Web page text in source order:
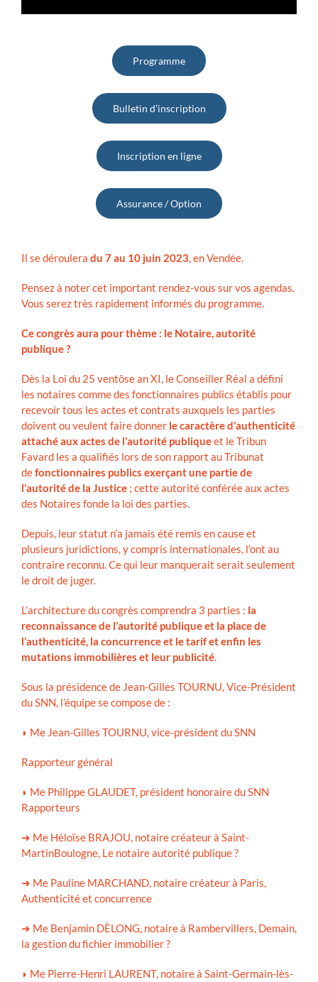
Programme
Bulletin d’inscription
Inscription en ligne
Assurance / Option
Il se déroulera du 7 au 10 juin 2023, en Vendée.
Pensez à noter cet important rendez-vous sur vos agendas.
Vous serez très rapidement informés du programme.
Ce congrès aura pour thème : le Notaire, autorité
publique ?
Dès la Loi du 25 ventôse an XI, le Conseiller Réal a défini
les notaires comme des fonctionnaires publics établis pour
recevoir tous les actes et contrats auxquels les parties
doivent ou veulent faire donner le caractère d’authenticité
attaché aux actes de l’autorité publiqueet le Tribun
Favard les a qualifiés lors de son rapport au Tribunat
defonctionnaires publics exerçant une partie de
l’autorité de la Justice ; cette autorité conférée aux actes
des Notaires fonde la loi des parties.
Depuis, leur statut n’a jamais été remis en cause et
plusieurs juridictions, y compris internationales, l’ont au
contraire reconnu. Ce qui leur manquerait serait seulement
le droit de juger.
L’architecture du congrès comprendra 3 parties : la
reconnaissance de l’autorité publique et la place de
l’authenticité, la concurrence et le tarif et enfin les
mutations immobilières et leur publicité.
Sous la présidence de Jean-Gilles TOURNU, Vice-Président
du SNN, l’équipe se compose de :
◗ Me Jean-Gilles TOURNU, vice-président du SNN
Rapporteur général
◗ Me Philippe GLAUDET, président honoraire du SNN
Rapporteurs
➜ Me Héloïse BRAJOU, notaire créateur à Saint-
MartinBoulogne, Le notaire autorité publique ?
➜ Me Pauline MARCHAND, notaire créateur à Paris,
Authenticité et concurrence
➜ Me Benjamin DÈLONG, notaire à Rambervillers, Demain,
la gestion du fichier immobilier ?
◗ Me Pierre-Henri LAURENT, notaire à Saint-Germain-lès-